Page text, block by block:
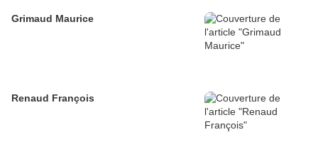
Grimaud Maurice
Renaud François